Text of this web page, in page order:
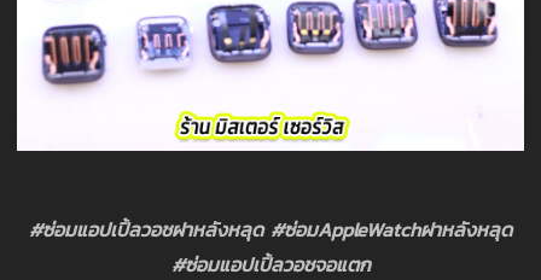
#ซ่อมแอปเปิ้ลวอชฝาหลังหลุด #ซ่อมAppleWatchฝาหลังหลุด
#ซ่อมแอปเปิ้ลวอชจอแตก